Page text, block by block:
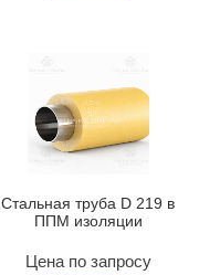
Стальная труба D 219 в
ППМ изоляции
Цена по запросу